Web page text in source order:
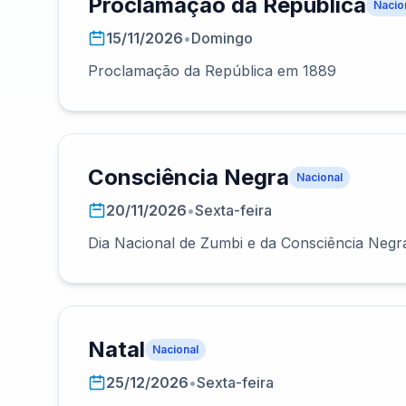
15/11/2026•Domingo
Proclamação da República em 1889
Consciência Negra Nacional
20/11/2026•Sexta-feira
Dia Nacional de Zumbi e da Consciência
Natal Nacional
25/12/2026•Sexta-feira